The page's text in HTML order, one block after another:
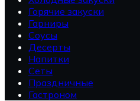
Горячие закуски
Гарниры
Соусы
Десерты
Напитки
Сеты
Праздничные
Гастроном